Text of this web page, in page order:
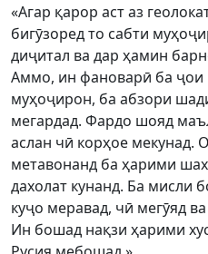
«Агар қарор аст аз
бигӯзоред то сабти
диҷитал ва дар ҳамин
Аммо, ин фановарӣ ба ҷои
муҳоҷирон, ба абзори
мегардад. Фардо шояд
аслан чӣ корҳое мекунад.
метавонанд ба ҳарими
дахолат кунанд. Ба мисли
куҷо меравад, чӣ мегӯяд
Ин бошад нақзи ҳарими